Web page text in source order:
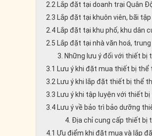
2.2 Lắp đặt tại doanh trại Quân
2.3 Lắp đặt tại khuôn viên, bãi
2.4 Lắp đặt tại khu phố, khu dân
2.5 Lắp đặt tại nhà văn hoá,
3. Những lưu ý đối với thiết bị
3.1 Lưu ý khi đặt mua thiết bị thể
3.2 Lưu ý khi lắp đặt thiết bị thể
3.3 Lưu ý khi tập luyện với thiết
3.4 Lưu ý về bảo trì bảo dưỡng
4. Địa chỉ cung cấp thiết bị
4.1 Ưu điểm khi đặt mua và lắp